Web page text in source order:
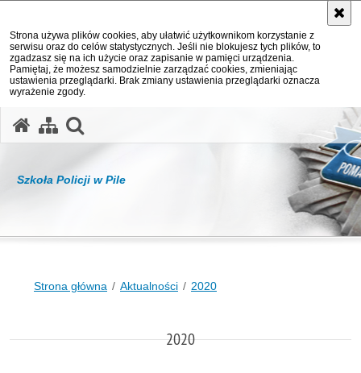
Strona używa plików cookies, aby ułatwić użytkownikom korzystanie z
serwisu oraz do celów statystycznych. Jeśli nie blokujesz tych plików, to
zgadzasz się na ich użycie oraz zapisanie w pamięci urządzenia.
Pamiętaj, że możesz samodzielnie zarządzać cookies, zmieniając
ustawienia przeglądarki. Brak zmiany ustawienia przeglądarki oznacza
wyrażenie zgody.
Szkoła Policji w Pile
Strona główna Aktualności 2020
2020